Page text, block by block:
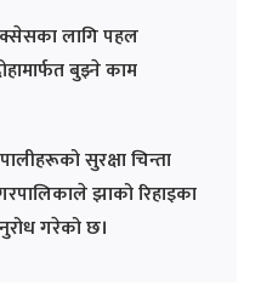
लागि पहल
बुझ्ने काम
सुरक्षा चिन्ता
झाको रिहाइका
गरेको छ।